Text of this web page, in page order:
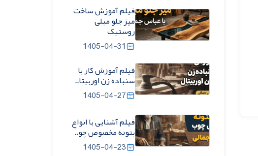
فیلم آموزش ساخت
میز جلو مبلی
روستیک
1405-04-31
فیلم آموزش کار با
سنباده زن اوربیتا..
1405-04-27
فیلم آشنایی با انواع
بتونه مخصوص چو..
1405-04-23